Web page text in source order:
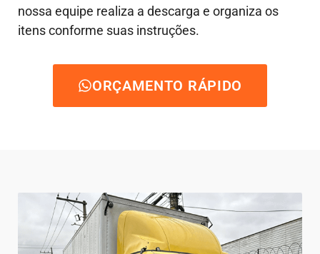
nossa equipe realiza a descarga e organiza os
itens conforme suas instruções.
ORÇAMENTO RÁPIDO